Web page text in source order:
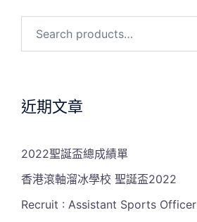
近期文章
2022聖誕盃總成績單
香港滾軸溜冰學校 聖誕盃2022
Recruit : Assistant Sports Officer